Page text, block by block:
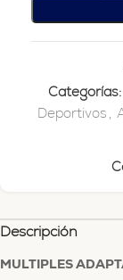
Categorías:
Deportivos ,
Descripción
MULTIPLES